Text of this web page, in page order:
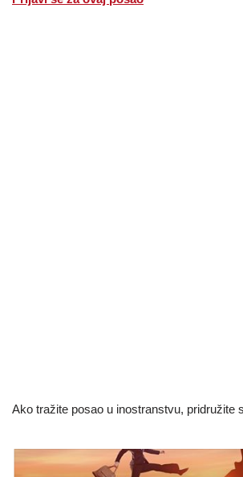
Ako tražite posao u inostranstvu, pridružite